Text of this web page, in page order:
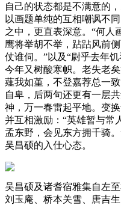
自己的状态都是不满意的
以画题单纯的互相嘲讽不
之中，更直表深意。“何人
鹰将举胡不举，跕跕风前
仗谁伺。”以及“尉乎去年
今年又树酸寒帜。老失老
薤我如堇，不登嘉荐总一
自卑，后两句还更有一层
神，万一春雷起平地。变
并互相激励：“英雄暂与常
孟东野，会见东方拥千骑
吴昌硕的入仕心态。
吴昌硕及诸耆宿雅集自左
刘玉庵、桥本关雪、唐吉